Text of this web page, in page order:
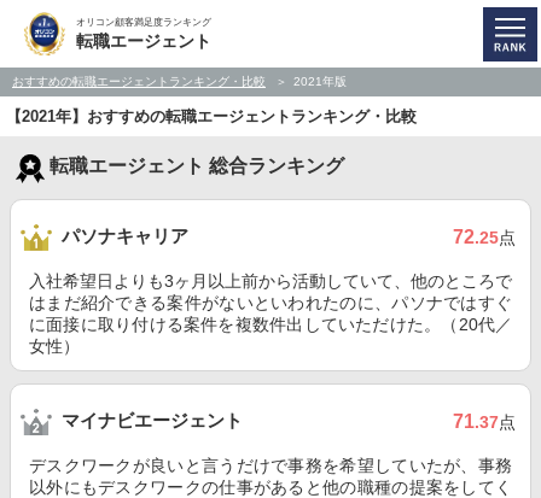
オリコン顧客満足度ランキング
転職エージェント
おすすめの転職エージェントランキング・比較 2021年版
【2021年】おすすめの転職エージェントランキング・比較
転職エージェント 総合ランキング
パソナキャリア 72.25点
入社希望日よりも3ヶ月以上前から活動していて、他のところで
はまだ紹介できる案件がないといわれたのに、パソナではすぐ
に面接に取り付ける案件を複数件出していただけた。（20代／
女性）
マイナビエージェント 71.37点
デスクワークが良いと言うだけで事務を希望していたが、事務
以外にもデスクワークの仕事があると他の職種の提案をしてく